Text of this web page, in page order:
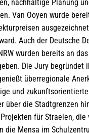
nachhaltige Planung
Van Ooyen wurde
Auch der Deutsche
wurden bereits an
Die Jury begründet
überregionale
und
über die Stadtgrenzen
für Straelen, die
die Mensa im